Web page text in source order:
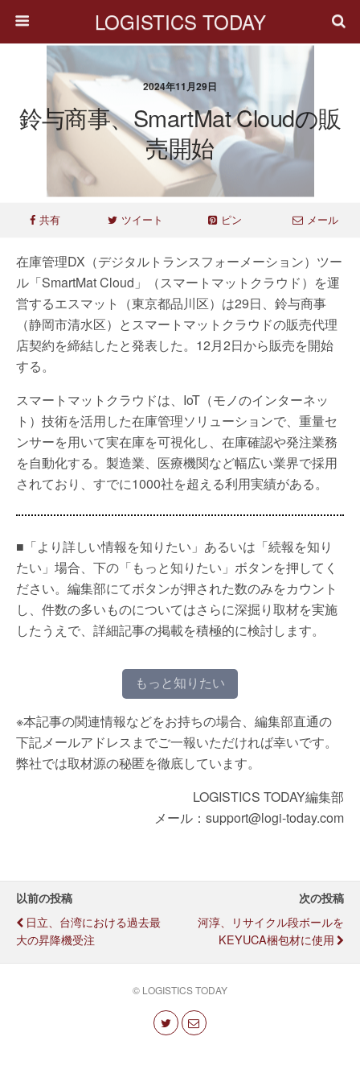
LOGISTICS TODAY
2024年11月29日
鈴与商事、SmartMat Cloudの販
売開始
共有 ツイート ピン メール
在庫管理DX（デジタルトランスフォーメーション）ツー
ル「SmartMat Cloud」（スマートマットクラウド）を運
営するエスマット（東京都品川区）は29日、鈴与商事
（静岡市清水区）とスマートマットクラウドの販売代理
店契約を締結したと発表した。12月2日から販売を開始
する。
スマートマットクラウドは、IoT（モノのインターネッ
ト）技術を活用した在庫管理ソリューションで、重量セ
ンサーを用いて実在庫を可視化し、在庫確認や発注業務
を自動化する。製造業、医療機関など幅広い業界で採用
されており、すでに1000社を超える利用実績がある。
■「より詳しい情報を知りたい」あるいは「続報を知り
たい」場合、下の「もっと知りたい」ボタンを押してく
ださい。編集部にてボタンが押された数のみをカウント
し、件数の多いものについてはさらに深掘り取材を実施
したうえで、詳細記事の掲載を積極的に検討します。
もっと知りたい
※本記事の関連情報などをお持ちの場合、編集部直通の
下記メールアドレスまでご一報いただければ幸いです。
弊社では取材源の秘匿を徹底しています。
LOGISTICS TODAY編集部
メール：support@logi-today.com
以前の投稿
日立、台湾における過去最
大の昇降機受注
次の投稿
河淳、リサイクル段ボールを
KEYUCA梱包材に使用
© LOGISTICS TODAY